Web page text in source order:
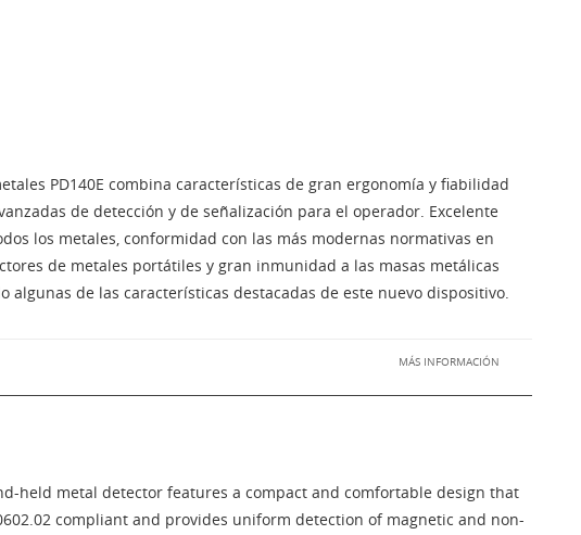
PD140E combina características de gran ergonomía y fiabilidad
de detección y de señalización para el operador. Excelente
los metales, conformidad con las más modernas normativas en
de metales portátiles y gran inmunidad a las masas metálicas
algunas de las características destacadas de este nuevo dispositivo.
MÁS INFORMACIÓN
held metal detector features a compact and comfortable design that
compliant and provides uniform detection of magnetic and non-